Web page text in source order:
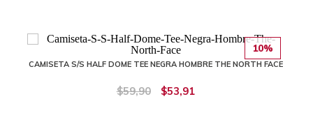
10%
CAMISETA S/S HALF DOME TEE NEGRA HOMBRE THE NORTH FACE
$59,90 $53,91